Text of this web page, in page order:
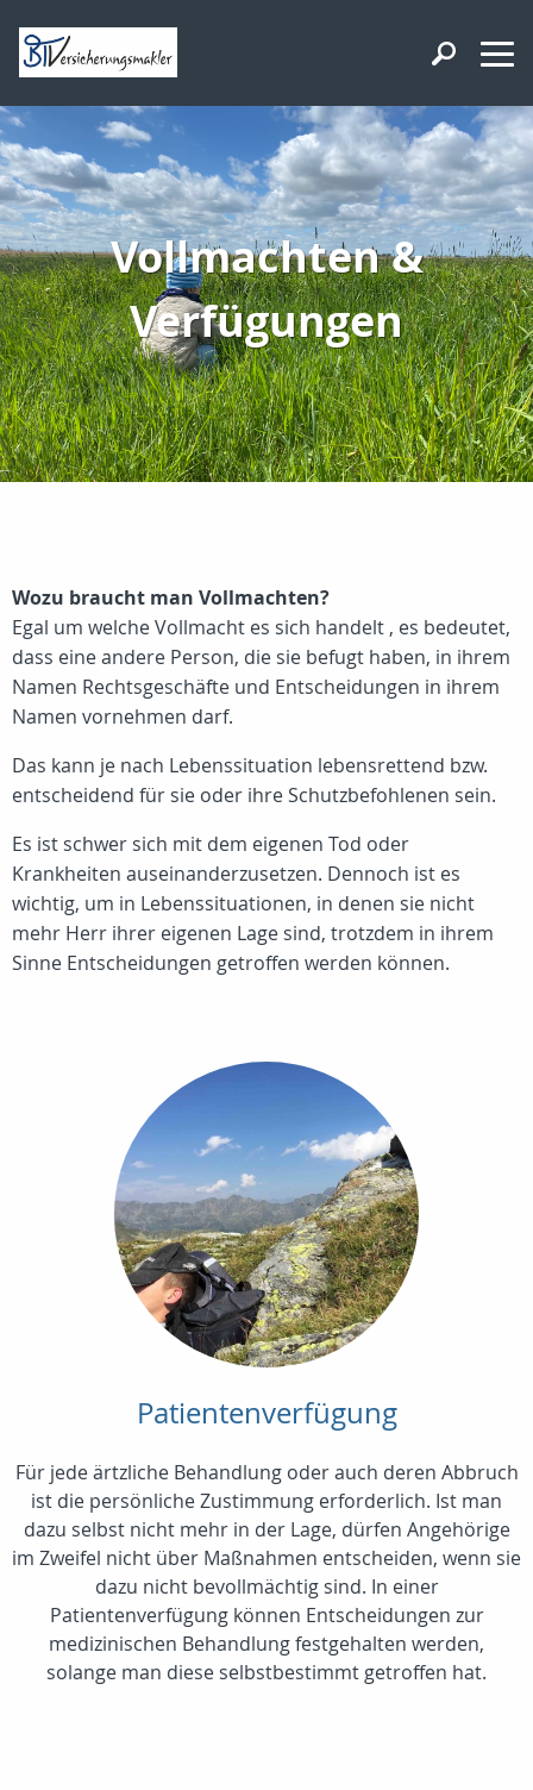
Vollmachten &
Verfügungen
Wozu braucht man Vollmachten?
Egal um welche Vollmacht es sich handelt , es bedeutet,
dass eine andere Person, die sie befugt haben, in ihrem
Namen Rechtsgeschäfte und Entscheidungen in ihrem
Namen vornehmen darf.
Das kann je nach Lebenssituation lebensrettend bzw.
entscheidend für sie oder ihre Schutzbefohlenen sein.
Es ist schwer sich mit dem eigenen Tod oder
Krankheiten auseinanderzusetzen. Dennoch ist es
wichtig, um in Lebenssituationen, in denen sie nicht
mehr Herr ihrer eigenen Lage sind, trotzdem in ihrem
Sinne Entscheidungen getroffen werden können.
Patientenverfügung
Für jede ärtzliche Behandlung oder auch deren Abbruch
ist die persönliche Zustimmung erforderlich. Ist man
dazu selbst nicht mehr in der Lage, dürfen Angehörige
im Zweifel nicht über Maßnahmen entscheiden, wenn sie
dazu nicht bevollmächtig sind. In einer
Patientenverfügung können Entscheidungen zur
medizinischen Behandlung festgehalten werden,
solange man diese selbstbestimmt getroffen hat.